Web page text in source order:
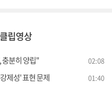
클립영상
충분히 양립" 02:08
제성' 표현 문제 01:40